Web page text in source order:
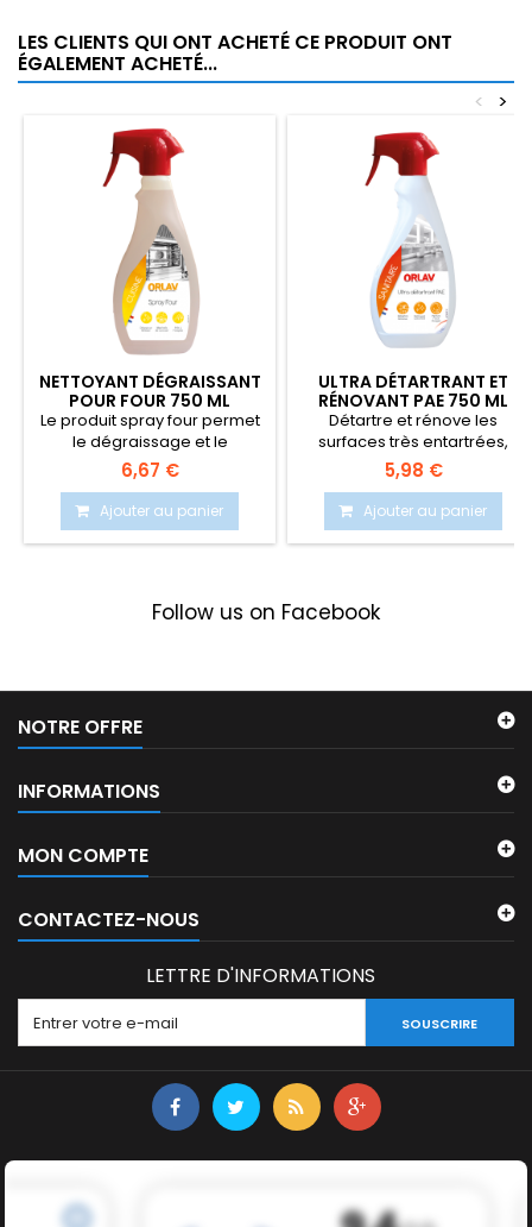
LES CLIENTS QUI ONT ACHETÉ CE PRODUIT ONT
ÉGALEMENT ACHETÉ...
>
<
NETTOYANT DÉGRAISSANT
POUR FOUR 750 ML
Le produit spray four permet
le dégraissage et le
nettoyage du matériel de...
6,67 €
Ajouter au panier
ULTRA DÉTARTRANT ET
RÉNOVANT PAE 750 ML
Détartre et rénove les
surfaces très entartrées,
nécessitant une remise en...
5,98 €
Ajouter au panier
Follow us on Facebook
NOTRE OFFRE
INFORMATIONS
MON COMPTE
CONTACTEZ-NOUS
LETTRE D'INFORMATIONS
SOUSCRIRE